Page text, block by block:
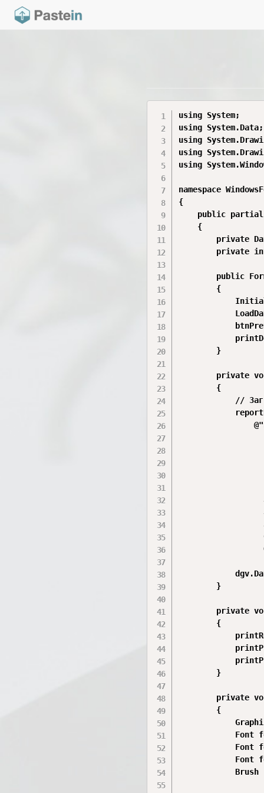
using System;
using System.Data;
using
using
using
namespace
{
public
    {
private
private
public
        {
        }
private
        {
//
        }
private
        {
        }
private
        {
Font
Font
Font
Brush